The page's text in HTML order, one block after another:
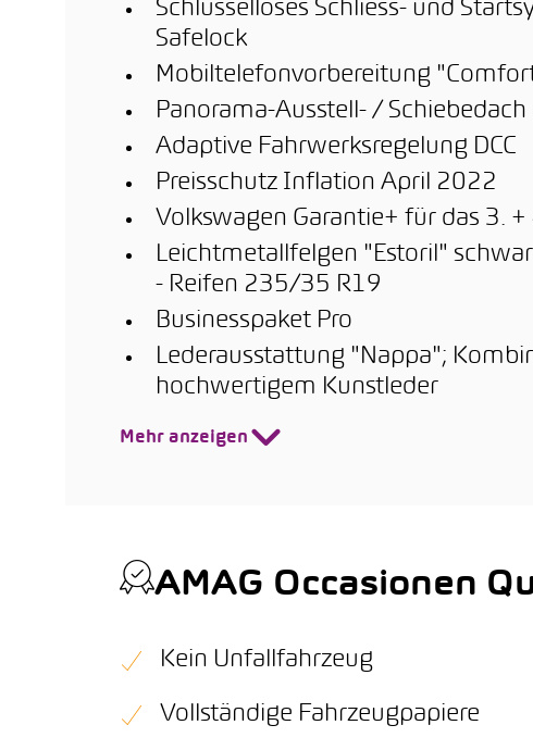
Schlüsselloses Schliess- und
Safelock
Mobiltelefonvorbereitung
Panorama-Ausstell- / Schiebedach
Adaptive Fahrwerksregelung DCC
Preisschutz Inflation April 2022
Volkswagen Garantie+ für das 3.
Leichtmetallfelgen "Estoril"
- Reifen 235/35 R19
Businesspaket Pro
Lederausstattung "Nappa";
hochwertigem Kunstleder
Mehr anzeigen
AMAG Occasionen
Kein Unfallfahrzeug
Vollständige Fahrzeugpapiere